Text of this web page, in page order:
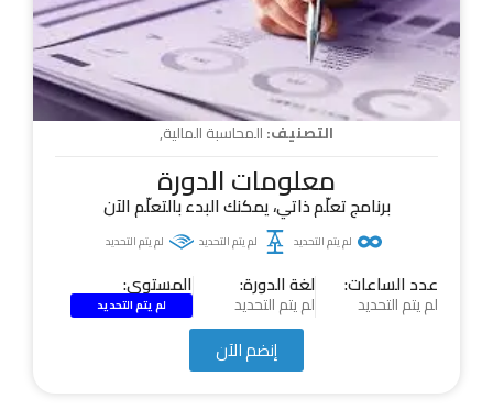
التصنيف:المحاسبة المالية,
معلومات الدورة
برنامج تعلّم ذاتي، يمكنك البدء بالتعلّم الآن
لم يتم التحديد لم يتم التحديد لم يتم التحديد
عدد الساعات:
لم يتم التحديد
لغة الدورة:
لم يتم التحديد
المستوى:
لم يتم التحديد
إنضم الآن